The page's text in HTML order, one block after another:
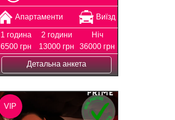
Апартаменти Виїзд
1 година
6500 грн
2 години
13000 грн
Ніч
36000 грн
Детальна анкета
VIP